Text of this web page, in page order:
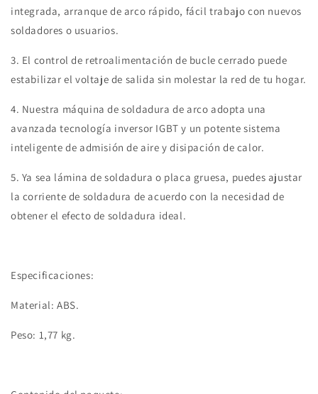
integrada, arranque de arco rápido, fácil trabajo con nuevos
soldadores o usuarios.
3. El control de retroalimentación de bucle cerrado puede
estabilizar el voltaje de salida sin molestar la red de tu hogar.
4. Nuestra máquina de soldadura de arco adopta una
avanzada tecnología inversor IGBT y un potente sistema
inteligente de admisión de aire y disipación de calor.
5. Ya sea lámina de soldadura o placa gruesa, puedes ajustar
la corriente de soldadura de acuerdo con la necesidad de
obtener el efecto de soldadura ideal.
Especificaciones:
Material: ABS.
Peso: 1,77 kg.